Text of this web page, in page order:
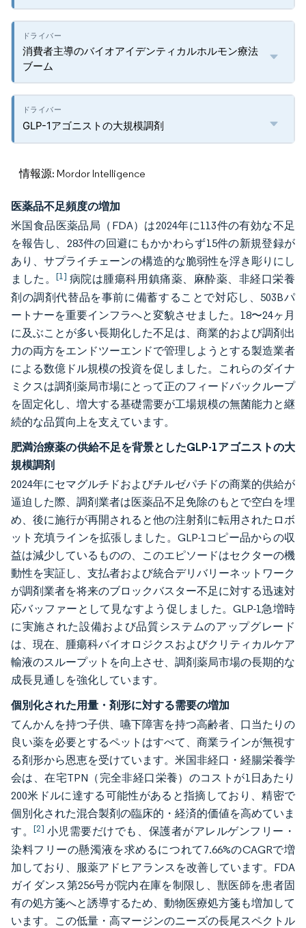
消費者主導のバイオアイデンティカルホルモン療法
ブーム
GLP-1アゴニストの大規模調剤
情報源: Mordor Intelligence
医薬品不足頻度の増加
米国食品医薬品局（FDA）は2024年に113件の有効な不足
を報告し、283件の回避にもかかわらず15件の新規登録が
あり、サプライチェーンの構造的な脆弱性を浮き彫りにし
ました。[1] 病院は腫瘍科用鎮痛薬、麻酔薬、非経口栄養
剤の調剤代替品を事前に備蓄することで対応し、503Bパ
ートナーを重要インフラへと変貌させました。18〜24ヶ月
に及ぶことが多い長期化した不足は、商業的および調剤出
力の両方をエンドツーエンドで管理しようとする製造業者
による数億ドル規模の投資を促しました。これらのダイナ
ミクスは調剤薬局市場にとって正のフィードバックループ
を固定化し、増大する基礎需要が工場規模の無菌能力と継
続的な品質向上を支えています。
肥満治療薬の供給不足を背景としたGLP-1アゴニストの大
規模調剤
2024年にセマグルチドおよびチルゼパチドの商業的供給が
逼迫した際、調剤業者は医薬品不足免除のもとで空白を埋
め、後に施行が再開されると他の注射剤に転用されたロボ
ット充填ラインを拡張しました。GLP-1コピー品からの収
益は減少しているものの、このエピソードはセクターの機
動性を実証し、支払者および統合デリバリーネットワーク
が調剤業者を将来のブロックバスター不足に対する迅速対
応バッファーとして見なすよう促しました。GLP-1急増時
に実施された設備および品質システムのアップグレード
は、現在、腫瘍科バイオロジクスおよびクリティカルケア
輸液のスループットを向上させ、調剤薬局市場の長期的な
成長見通しを強化しています。
個別化された用量・剤形に対する需要の増加
てんかんを持つ子供、嚥下障害を持つ高齢者、口当たりの
良い薬を必要とするペットはすべて、商業ラインが無視す
る剤形から恩恵を受けています。米国非経口・経腸栄養学
会は、在宅TPN（完全非経口栄養）のコストが1日あたり
200米ドルに達する可能性があると指摘しており、精密で
個別化された混合製剤の臨床的・経済的価値を高めていま
す。[2] 小児需要だけでも、保護者がアレルゲンフリー・
染料フリーの懸濁液を求めるにつれて7.66%のCAGRで増
加しており、服薬アドヒアランスを改善しています。FDA
ガイダンス第256号が院内在庫を制限し、獣医師を患者固
有の処方箋へと誘導するため、動物医療処方箋も増加して
います。この低量・高マージンのニーズの長尾スペクトル